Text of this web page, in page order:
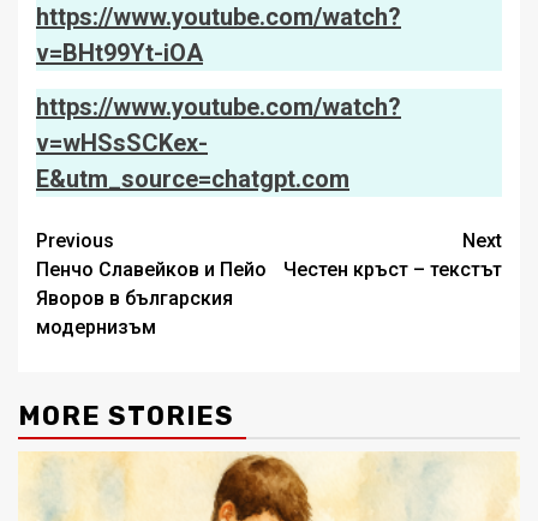
https://www.youtube.com/watch?
v=BHt99Yt-iOA
https://www.youtube.com/watch?
v=wHSsSCKex-
E&utm_source=chatgpt.com
Post
navigation
Previous
Пенчо Славейков и Пейо
Яворов в българския
модернизъм
Next
Честен кръст – текстът
MORE STORIES